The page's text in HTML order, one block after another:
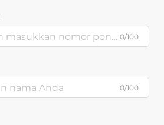
0/100
0/100